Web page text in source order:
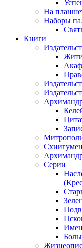
На
Наборы
Книги
Серии